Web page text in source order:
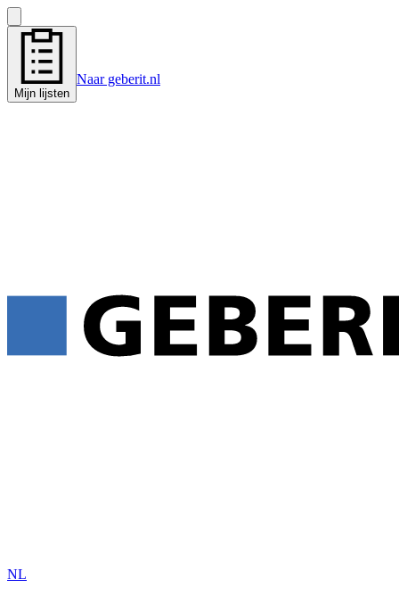
Mijn lijsten
Naar geberit.nl
NL